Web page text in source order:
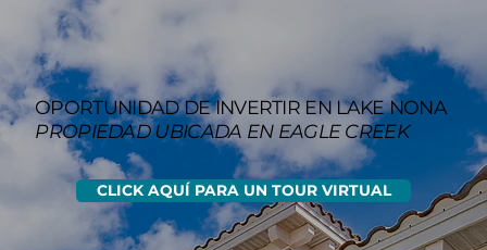
OPORTUNIDAD DE INVERTIR EN LAKE NONA
PROPIEDAD UBICADA EN EAGLE CREEK
CLICK AQUÍ PARA UN TOUR VIRTUAL